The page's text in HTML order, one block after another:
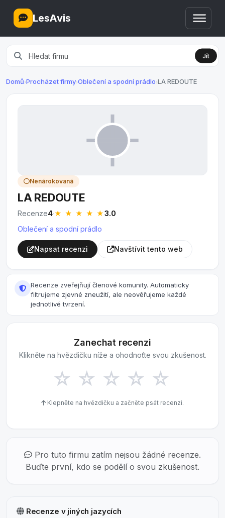
LesAvis
Jít
Domů›Procházet firmy›Oblečení a spodní prádlo›LA REDOUTE
Nenárokovaná
LA REDOUTE
Recenze4·★ ★ ★ ★ ★3.0
Oblečení a spodní prádlo
Napsat recenzi Navštívit tento web
Recenze zveřejňují členové komunity. Automaticky
filtrujeme zjevné zneužití, ale neověřujeme každé
jednotlivé tvrzení.
Zanechat recenzi
Klikněte na hvězdičku níže a ohodnoťte svou zkušenost.
☆ ☆ ☆ ☆ ☆
Klepněte na hvězdičku a začněte psát recenzi.
Pro tuto firmu zatím nejsou žádné recenze.
Buďte první, kdo se podělí o svou zkušenost.
Recenze v jiných jazycích